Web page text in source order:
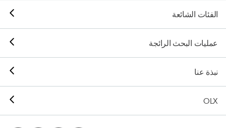
الفئات الشائعة
عمليات البحث الرائجة
نبذة عنا
OLX